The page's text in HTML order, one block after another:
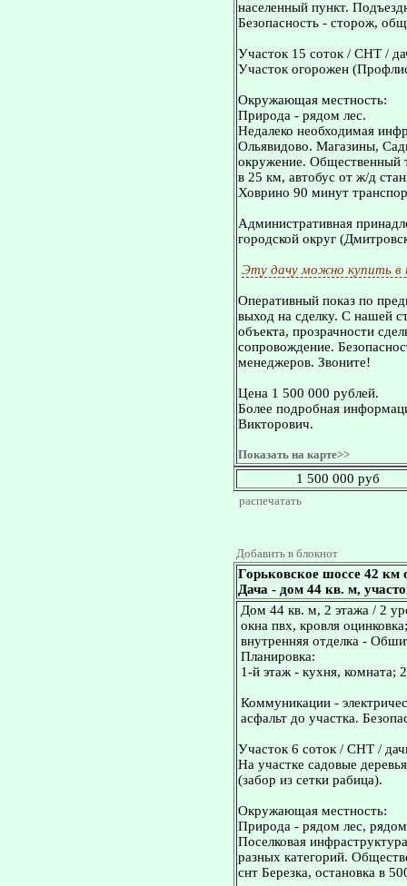
населенный пункт.
Безопасность - сторож,
Участок 15 соток / СНТ /
Участок огорожен
Окружающая местность:
Природа - рядом лес.
Недалеко необходимая
Ольявидово. Магазины,
окружение. Общественный
в 25 км, автобус от ж/д
Ховрино 90 минут
Административная
городской округ
Эту дачу можно купить в
Оперативный показ по
выход на сделку. С нашей
объекта, прозрачности
сопровождение.
менеджеров. Звоните!
Цена 1 500 000 рублей.
Более подробная
Викторович.
Показать на карте>>
1 500 000 руб
распечатать
Добавить в блокнот
Горьковское шоссе 42
Дача - дом 44 кв. м,
Дом 44 кв. м, 2 этажа / 2
окна пвх, кровля
внутренняя отделка -
Планировка:
1-й этаж - кухня, комната;
Коммуникации -
асфальт до участка.
Участок 6 соток / СНТ /
На участке садовые
(забор из сетки рабица).
Окружающая местность:
Природа - рядом лес,
Поселковая
разных категорий.
снт Березка, остановка в